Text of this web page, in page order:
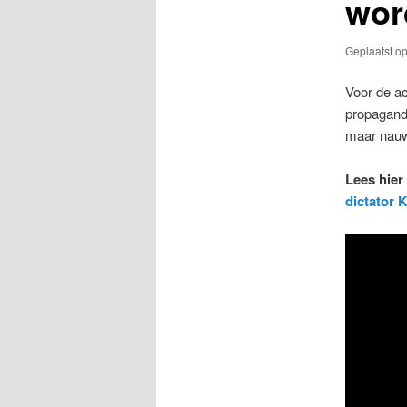
Geplaatst op
Voor de
maar
Lees
dictator